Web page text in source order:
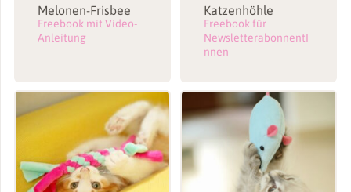
Melonen-Frisbee
Freebook mit Video-
Anleitung
Katzenhöhle
Freebook für
NewsletterabonnentI
nnen